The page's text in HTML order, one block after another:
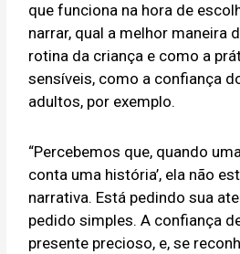
que funciona na hora de
narrar, qual a melhor maneira
rotina da criança e como a
sensíveis, como a confiança
adultos, por exemplo.
“Percebemos que, quando
conta uma história’, ela não
narrativa. Está pedindo sua
pedido simples. A confiança
presente precioso, e, se